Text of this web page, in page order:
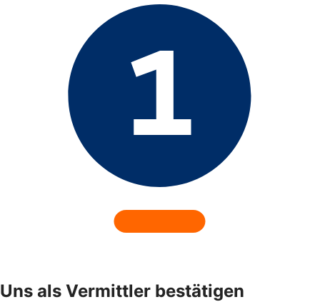
Uns als Vermittler bestätigen